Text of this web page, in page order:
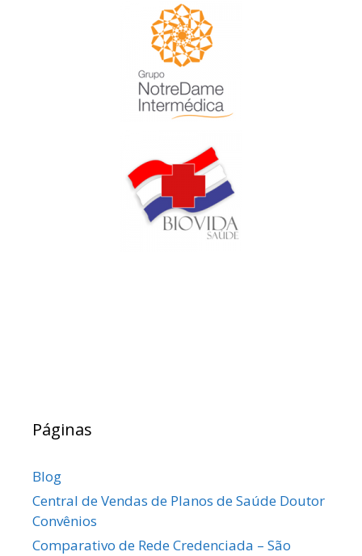
Páginas
Blog
Central de Vendas de Planos de Saúde Doutor
Convênios
Comparativo de Rede Credenciada – São